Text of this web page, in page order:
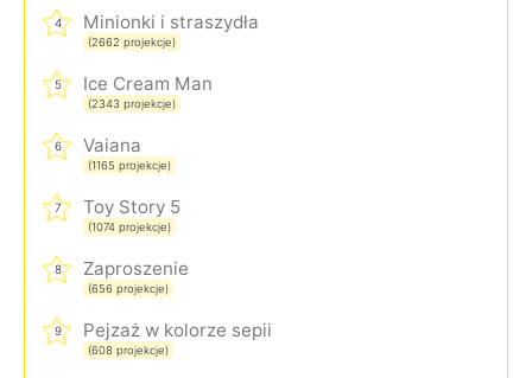
4 Minionki i straszydła
(2662 projekcje)
5 Ice Cream Man
(2343 projekcje)
6 Vaiana
(1165 projekcje)
7 Toy Story 5
(1074 projekcje)
8 Zaproszenie
(656 projekcje)
9 Pejzaż w kolorze sepii
(608 projekcje)